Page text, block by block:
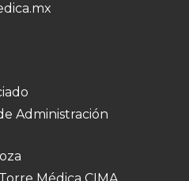
Administración